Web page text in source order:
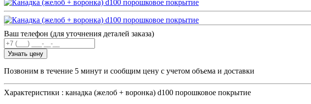
Ваш телефон (для уточнения деталей заказа)
Узнать цену
Позвоним в течение 5 минут и сообщим цену с учетом объема и доставки
Характеристики : канадка (желоб + воронка) d100 порошковое покрытие